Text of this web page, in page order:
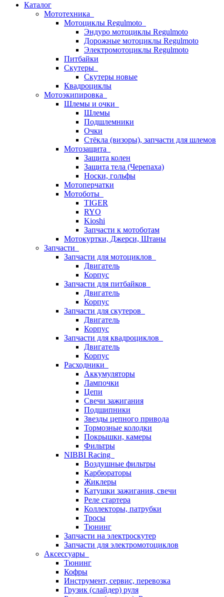
Каталог
Мототехника
Мотоциклы Regulmoto
Эндуро мотоциклы Regulmoto
Дорожные мотоциклы Regulmoto
Электромотоциклы Regulmoto
Питбайки
Скутеры
Скутеры новые
Квадроциклы
Мотоэкипировка
Шлемы и очки
Шлемы
Подшлемники
Очки
Стёкла (визоры), запчасти для шлемов
Мотозащита
Защита колен
Защита тела (Черепаха)
Носки, гольфы
Мотоперчатки
Мотоботы
TIGER
RYO
Kioshi
Запчасти к мотоботам
Мотокуртки, Джерси, Штаны
Запчасти
Запчасти для мотоциклов
Двигатель
Корпус
Запчасти для питбайков
Двигатель
Корпус
Запчасти для скутеров
Двигатель
Корпус
Запчасти для квадроциклов
Двигатель
Корпус
Расходники
Аккумуляторы
Лампочки
Цепи
Свечи зажигания
Подшипники
Звезды цепного привода
Тормозные колодки
Покрышки, камеры
Фильтры
NIBBI Racing
Воздушные фильтры
Карбюраторы
Жиклеры
Катушки зажигания, свечи
Реле стартера
Коллекторы, патрубки
Тросы
Тюнинг
Запчасти на электроскутер
Запчасти для электромотоциклов
Аксессуары
Тюнинг
Кофры
Инструмент, сервис, перевозка
Грузик (слайдер) руля